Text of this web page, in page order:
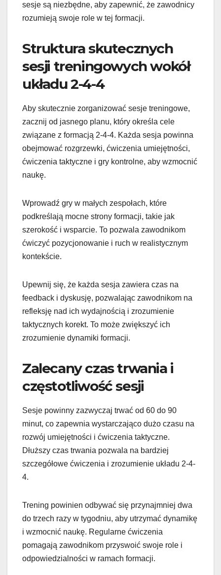
sesje są niezbędne, aby zapewnić, że zawodnicy
rozumieją swoje role w tej formacji.
Struktura skutecznych
sesji treningowych wokół
układu 2-4-4
Aby skutecznie zorganizować sesje treningowe,
zacznij od jasnego planu, który określa cele
związane z formacją 2-4-4. Każda sesja powinna
obejmować rozgrzewki, ćwiczenia umiejętności,
ćwiczenia taktyczne i gry kontrolne, aby wzmocnić
naukę.
Wprowadź gry w małych zespołach, które
podkreślają mocne strony formacji, takie jak
szerokość i wsparcie. To pozwala zawodnikom
ćwiczyć pozycjonowanie i ruch w realistycznym
kontekście.
Upewnij się, że każda sesja zawiera czas na
feedback i dyskusję, pozwalając zawodnikom na
refleksję nad ich wydajnością i zrozumienie
taktycznych korekt. To może zwiększyć ich
zrozumienie dynamiki formacji.
Zalecany czas trwania i
częstotliwość sesji
Sesje powinny zazwyczaj trwać od 60 do 90
minut, co zapewnia wystarczająco dużo czasu na
rozwój umiejętności i ćwiczenia taktyczne.
Dłuższy czas trwania pozwala na bardziej
szczegółowe ćwiczenia i zrozumienie układu 2-4-
4.
Trening powinien odbywać się przynajmniej dwa
do trzech razy w tygodniu, aby utrzymać dynamikę
i wzmocnić naukę. Regularne ćwiczenia
pomagają zawodnikom przyswoić swoje role i
odpowiedzialności w ramach formacji.